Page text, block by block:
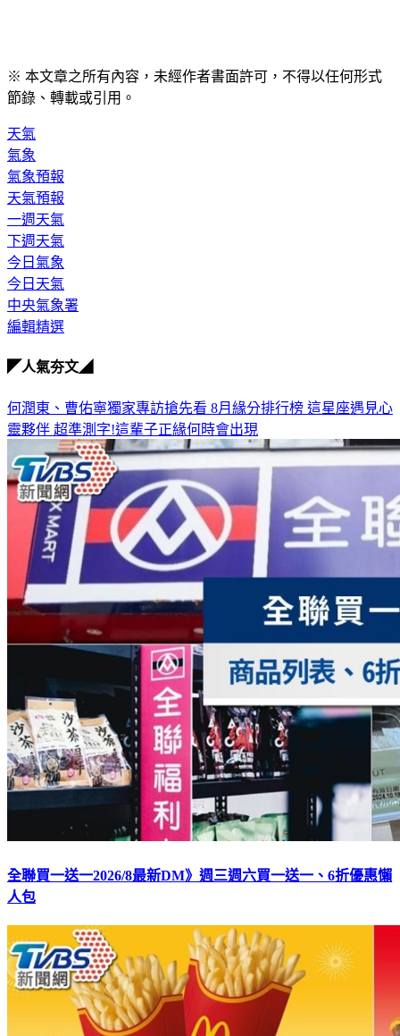
※ 本文章之所有內容，未經作者書面許可，不得以任何形式
節錄、轉載或引用。
天氣
氣象
氣象預報
天氣預報
一週天氣
下週天氣
今日氣象
今日天氣
中央氣象署
編輯精選
◤人氣夯文◢
何潤東、曹佑寧獨家專訪搶先看 8月緣分排行榜 這星座遇見心
靈夥伴 超準測字!這輩子正緣何時會出現
全聯買一送一2026/8最新DM》週三週六買一送一、6折優惠懶
人包